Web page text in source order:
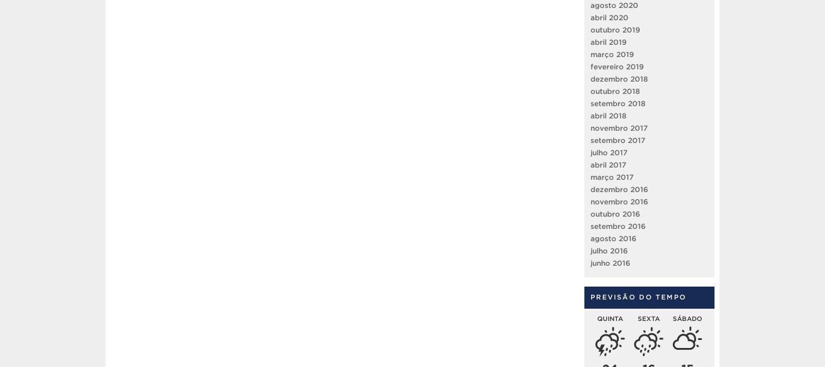
agosto 2020
abril 2020
outubro 2019
abril 2019
março 2019
fevereiro 2019
dezembro 2018
outubro 2018
setembro 2018
abril 2018
novembro 2017
setembro 2017
julho 2017
abril 2017
março 2017
dezembro 2016
novembro 2016
outubro 2016
setembro 2016
agosto 2016
julho 2016
junho 2016
PREVISÃO DO TEMPO
QUINTA SEXTA SÁBADO